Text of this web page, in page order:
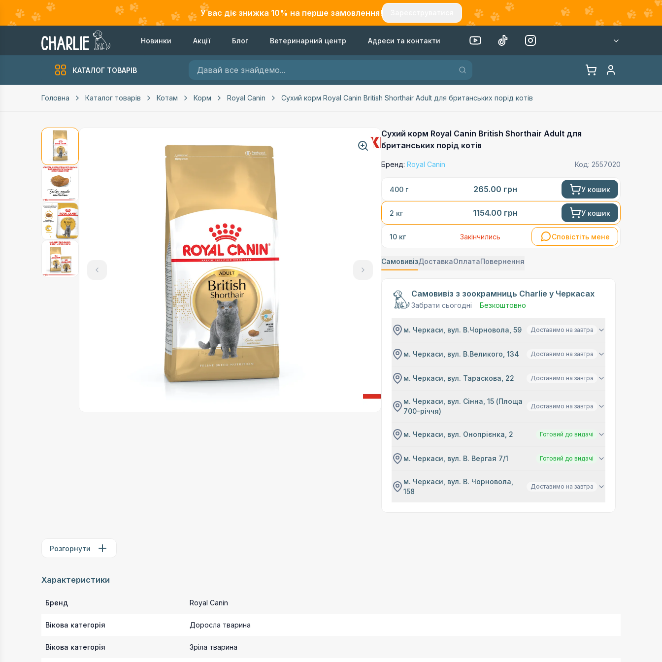
У вас діє знижка 10% на перше замовлення!
Новинки Акції Блог Ветеринарний центр Адреси та контакти
КАТАЛОГ ТОВАРІВ
Головна Каталог товарів Котам Корм Royal Canin Сухий корм Royal Canin British Shorthair Adult для британських порід котів
Сухий корм Royal Canin British Shorthair Adult для
британських порід котів
Бренд: Royal Canin Код: 2557020
400 г 265.00 грн У кошик
2 кг 1154.00 грн У кошик
10 кг Закінчились Сповістіть мене
СамовивізДоставкаОплатаПовернення
Самовивіз з зоокрамниць Charlie у Черкасах
Забрати сьогодні Безкоштовно
м. Черкаси, вул. В.Чорновола, 59 Доставимо на завтра
м. Черкаси, вул. В.Великого, 134 Доставимо на завтра
м. Черкаси, вул. Тараскова, 22 Доставимо на завтра
м. Черкаси, вул. Сінна, 15 (Площа
700-річчя)
Доставимо на завтра
м. Черкаси, вул. Онопрієнка, 2 Готовий до видачі
м. Черкаси, вул. В. Вергая 7/1 Готовий до видачі
м. Черкаси, вул. В. Чорновола,
158
Доставимо на завтра
Розгорнути
Характеристики
Бренд Royal Canin
Вікова категорія Доросла тварина
Вікова категорія Зріла тварина